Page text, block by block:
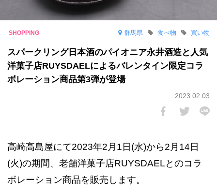
群馬県 買い物
食べ物
スパークリング日本酒のパイオニア永井酒造と人気
洋菓子店RUYSDAELによるバレンタイン限定コラ
ボレーション商品第3弾が登場
2023.02.03
高崎高島屋にて2023年2月1日(水)から2月14日
(火)の期間、老舗洋菓子店RUYSDAELとのコラ
ボレーション商品を販売します。